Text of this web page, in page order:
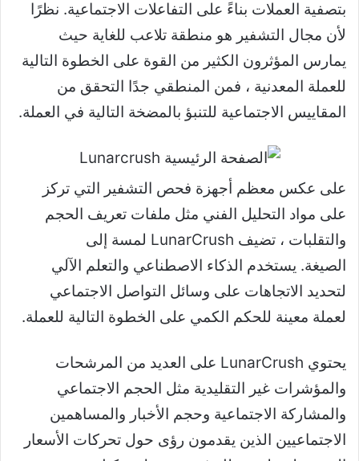
بتصفية العملات بناءً على التفاعلات الاجتماعية. نظرًا
لأن مجال التشفير هو منطقة تلاعب للغاية حيث
يمارس المؤثرون الكثير من القوة على الخطوة التالية
للعملة المعدنية ، فمن المنطقي جدًا التحقق من
المقاييس الاجتماعية للتنبؤ بالمضخة التالية في العملة.
على عكس معظم أجهزة فحص التشفير التي تركز
على مواد التحليل الفني مثل ملفات تعريف الحجم
والتقلبات ، تضيف LunarCrush لمسة إلى
الصيغة. يستخدم الذكاء الاصطناعي والتعلم الآلي
لتحديد الاتجاهات على وسائل التواصل الاجتماعي
لعملة معينة للحكم الكمي على الخطوة التالية للعملة.
يحتوي LunarCrush على العديد من المرشحات
والمؤشرات غير التقليدية مثل الحجم الاجتماعي
والمشاركة الاجتماعية وحجم الأخبار والمساهمين
الاجتماعيين الذين يقدمون رؤى حول تحركات الأسعار